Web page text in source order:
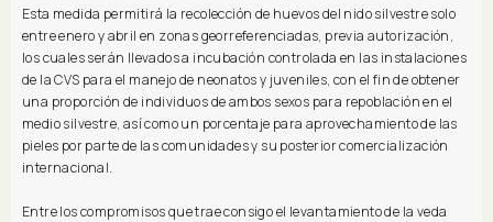
Esta medida permitirá la recolección de huevos del nido silvestre solo
entre enero y abril en zonas georreferenciadas, previa autorización,
los cuales serán llevados a incubación controlada en las instalaciones
de la CVS para el manejo de neonatos y juveniles, con el fin de obtener
una proporción de individuos de ambos sexos para repoblación en el
medio silvestre, así como un porcentaje para aprovechamiento de las
pieles por parte de las comunidades y su posterior comercialización
internacional.
Entre los compromisos que trae consigo el levantamiento de la veda